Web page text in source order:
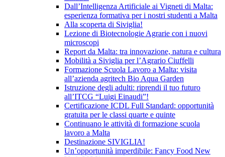
Dall’Intelligenza Artificiale ai Vigneti di Malta:
esperienza formativa per i nostri studenti a Malta
Alla scoperta di Siviglia!
Lezione di Biotecnologie Agrarie con i nuovi
microscopi
Report da Malta: tra innovazione, natura e cultura
Mobilità a Siviglia per l’Agrario Ciuffelli
Formazione Scuola Lavoro a Malta: visita
all’azienda agritech Bio Aqua Garden
Istruzione degli adulti: riprendi il tuo futuro
all’ITCG “Luigi Einaudi”!
Certificazione ICDL Full Standard: opportunità
gratuita per le classi quarte e quinte
Continuano le attività di formazione scuola
lavoro a Malta
Destinazione SIVIGLIA!
Un’opportunità imperdibile: Fancy Food New